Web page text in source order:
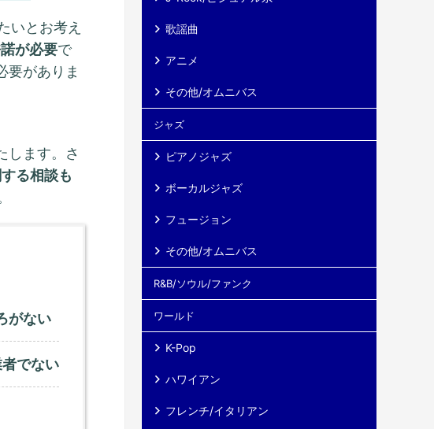
いとお考え
が必要で
要がありま
します。さ
る相談も
がない
でない
歌謡曲
アニメ
その他/オムニバス
ジャズ
ピアノジャズ
ボーカルジャズ
フュージョン
その他/オムニバス
R&B/ソウル/ファンク
ワールド
K-Pop
ハワイアン
フレンチ/イタリアン